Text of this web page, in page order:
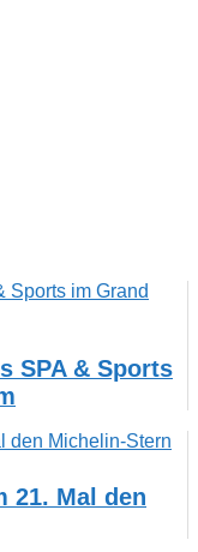
SPA & Sports
21. Mal den